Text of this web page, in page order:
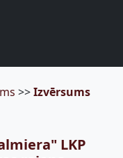
>>Izvērsums
LKP